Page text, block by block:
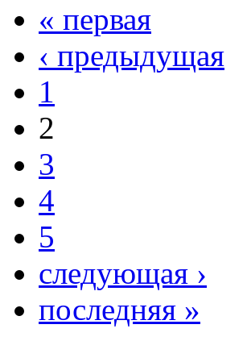
« первая
‹ предыдущая
1
2
3
4
5
следующая ›
последняя »